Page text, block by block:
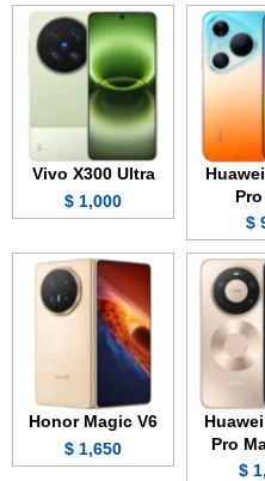
Vivo X300 Ultra
1,000 $
Pro
Honor Magic V6
1,650 $